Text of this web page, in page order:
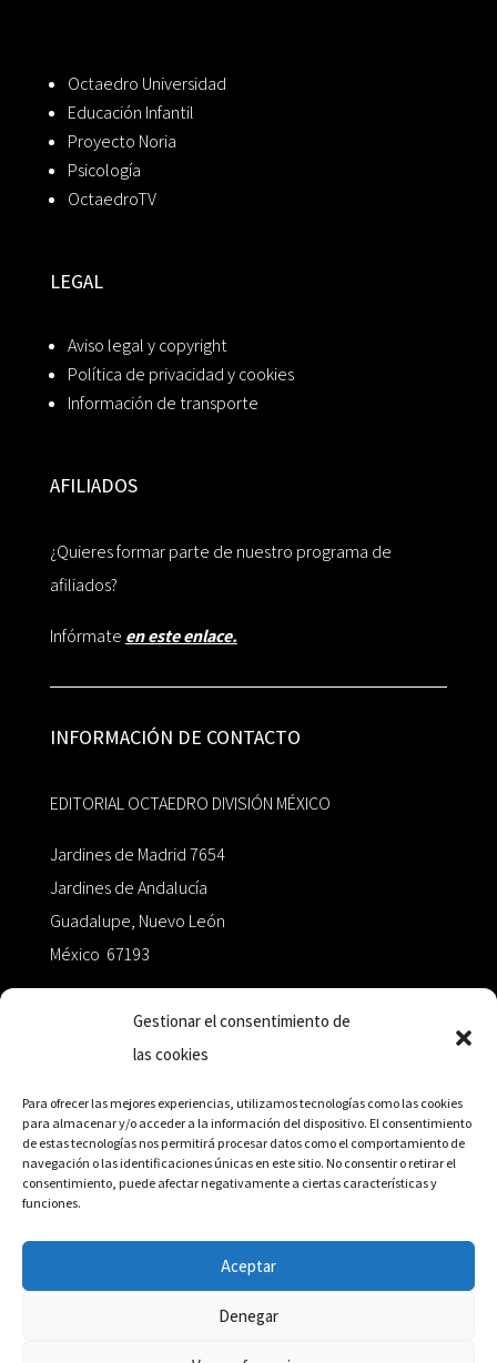
Gestionar el consentimiento de
las cookies
Para ofrecer las mejores experiencias, utilizamos tecnologías como las cookies
para almacenar y/o acceder a la información del dispositivo. El consentimiento
de estas tecnologías nos permitirá procesar datos como el comportamiento de
navegación o las identificaciones únicas en este sitio. No consentir o retirar el
consentimiento, puede afectar negativamente a ciertas características y
funciones.
Aceptar
Denegar
Octaedro Universidad
Educación Infantil
Proyecto Noria
Psicología
OctaedroTV
LEGAL
Aviso legal y copyright
Política de privacidad y cookies
Información de transporte
AFILIADOS
¿Quieres formar parte de nuestro programa de
afiliados?
Infórmate en este enlace.
INFORMACIÓN DE CONTACTO
EDITORIAL OCTAEDRO DIVISIÓN MÉXICO
Jardines de Madrid 7654
Jardines de Andalucía
Guadalupe, Nuevo León
México 67193
+52 811.499.5638
RED DE DISTRIBUCIÓN
Distribuidores en México y Octaedro internacional